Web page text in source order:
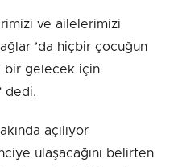
ve ailelerimizi
’da hiçbir çocuğun
bir gelecek için
dedi.
açılıyor
ulaşacağını belirten